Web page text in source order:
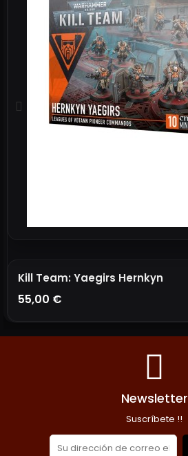
Kill Team: Yaegirs Hernkyn
55,00 €
Newsletter
Suscríbete !!